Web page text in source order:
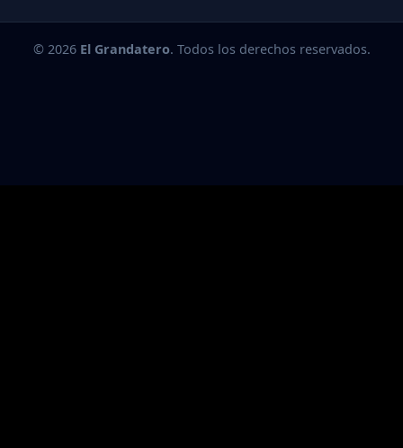
© 2026 El Grandatero. Todos los derechos reservados.